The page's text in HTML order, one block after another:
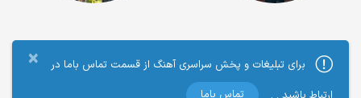
×
برای تبلیغات و پخش سراسری آهنگ از قسمت تماس باما در